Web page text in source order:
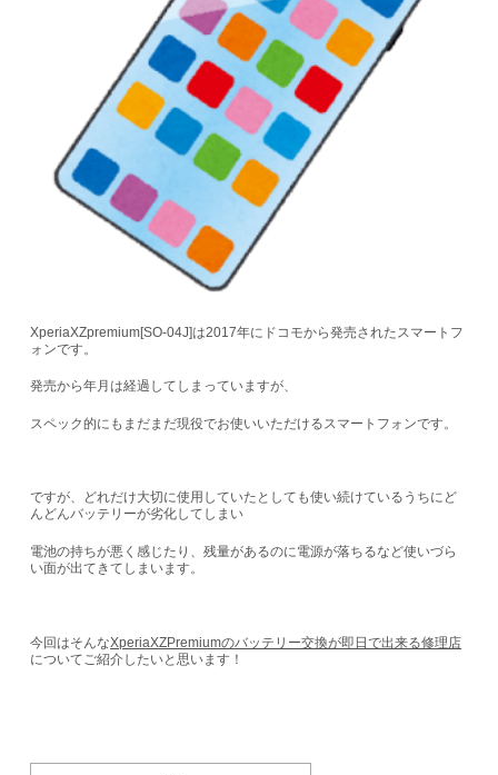
XperiaXZpremium[SO-04J]は2017年にドコモから発売されたスマートフ
ォンです。
発売から年月は経過してしまっていますが、
スペック的にもまだまだ現役でお使いいただけるスマートフォンです。
ですが、どれだけ大切に使用していたとしても使い続けているうちにど
んどんバッテリーが劣化してしまい
電池の持ちが悪く感じたり、残量があるのに電源が落ちるなど使いづら
い面が出てきてしまいます。
今回はそんなXperiaXZPremiumのバッテリー交換が即日で出来る修理店
についてご紹介したいと思います！